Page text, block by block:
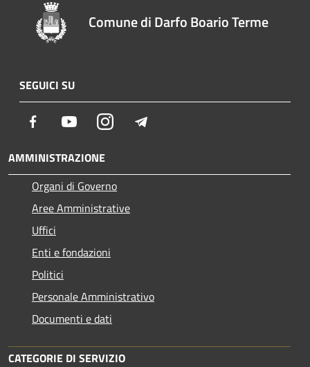
Comune di Darfo Boario Terme
SEGUICI SU
Facebook YoutubeInstagram
AMMINISTRAZIONE
Organi di Governo
Aree Amministrative
Uffici
Enti e fondazioni
Politici
Personale Amministrativo
Documenti e dati
CATEGORIE DI SERVIZIO